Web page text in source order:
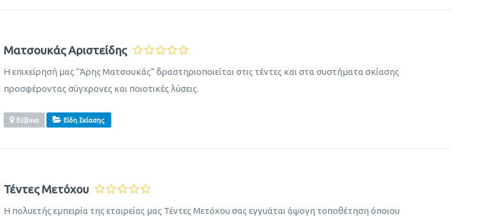
Ματσουκάς Αριστείδης
Η επιχείρησή μας “Άρης Ματσουκάς” δραστηριοποιείται στις τέντες και στα συστήματα σκίασης
προσφέροντας σύγχρονες και ποιοτικές λύσεις.
Εύβοια Είδη Σκίασης
Τέντες Μετόχου
H πολυετής εμπειρία της εταιρείας μας Τέντες Μετόχου σας εγγυάται άψογη τοποθέτηση όποιου